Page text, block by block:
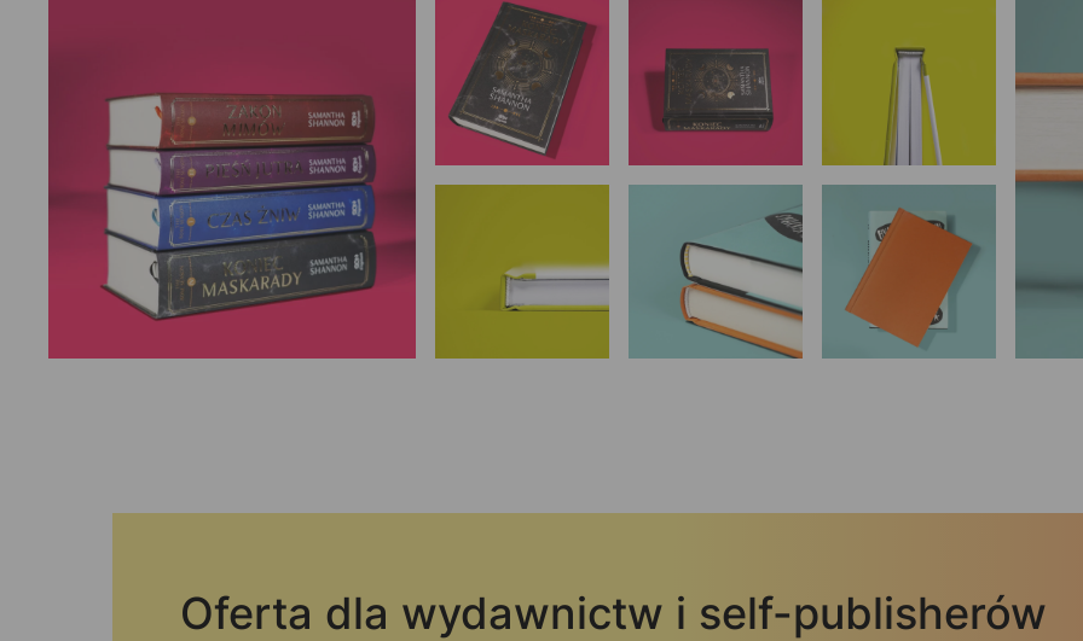
Oferta dla wydawnictw i self-publisherów